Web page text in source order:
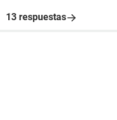
13 respuestas